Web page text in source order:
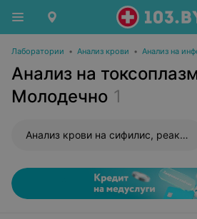
Лаборатории • Анализ крови • Анализ на
Анализ на
Молодечно 1
Анализ крови на сифилис, реакция Вассермана (RW)